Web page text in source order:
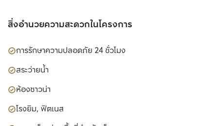
สิ่งอำนวยความสะดวกในโครงการ
การรักษาความปลอดภัย 24 ชั่วโมง
สระว่ายน้ำ
ห้องซาวน่า
โรงยิม, ฟิตเนส